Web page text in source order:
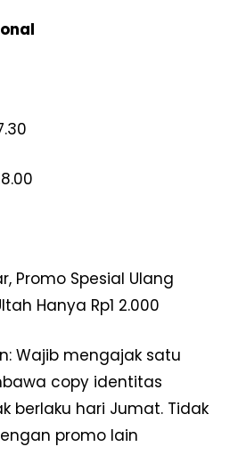
Promo Spesial Ulang
Hanya Rp1 2.000
Wajib mengajak satu
copy identitas
berlaku hari Jumat. Tidak
promo lain